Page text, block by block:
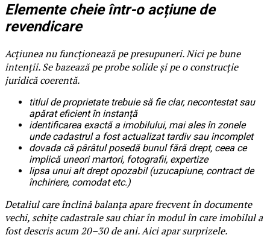
Elemente cheie într-o acțiune de
revendicare
Acțiunea nu funcționează pe presupuneri. Nici pe bune
intenții. Se bazează pe probe solide și pe o construcție
juridică coerentă.
titlul de proprietate trebuie să fie clar, necontestat sau
apărat eficient în instanță
identificarea exactă a imobilului, mai ales în zonele
unde cadastrul a fost actualizat tardiv sau incomplet
dovada că pârâtul posedă bunul fără drept, ceea ce
implică uneori martori, fotografii, expertize
lipsa unui alt drept opozabil (uzucapiune, contract de
închiriere, comodat etc.)
Detaliul care înclină balanța apare frecvent în documente
vechi, schițe cadastrale sau chiar în modul în care imobilul a
fost descris acum 20–30 de ani. Aici apar surprizele.